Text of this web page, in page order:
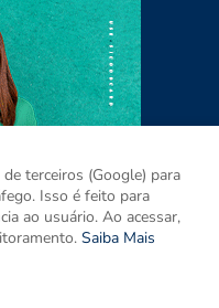
terceiros (Google) para
Isso é feito para
ao usuário. Ao acessar,
Saiba Mais